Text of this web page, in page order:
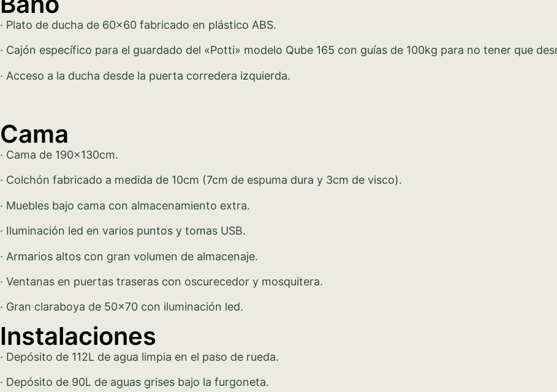
· Plato de ducha de 60×60 fabricado en plástico ABS.
· Cajón específico para el guardado del «Potti» modelo Qube 165 con guías de 100kg para no tener que
· Acceso a la ducha desde la puerta corredera izquierda.
Cama
· Cama de 190x130cm.
· Colchón fabricado a medida de 10cm (7cm de espuma dura y 3cm de visco).
· Muebles bajo cama con almacenamiento extra.
· Iluminación led en varios puntos y tomas USB.
· Armarios altos con gran volumen de almacenaje.
· Ventanas en puertas traseras con oscurecedor y mosquitera.
· Gran claraboya de 50×70 con iluminación led.
Instalaciones
· Depósito de 112L de agua limpia en el paso de rueda.
· Depósito de 90L de aguas grises bajo la furgoneta.